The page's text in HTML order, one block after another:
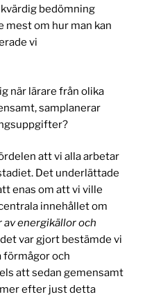
bedömning
mest om hur man kan
vi
när lärare från olika
samplanerar
att vi alla arbetar
Det underlättade
enas om att vi ville
innehållet om
energikällor och
var gjort bestämde vi
förmågor och
att sedan gemensamt
efter just detta